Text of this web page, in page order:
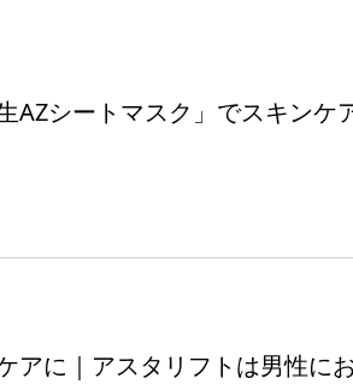
AZシートマスク」でスキンケ
アに｜アスタリフトは男性に